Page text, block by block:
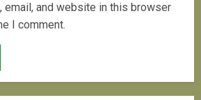
email, and website in this browser
I comment.